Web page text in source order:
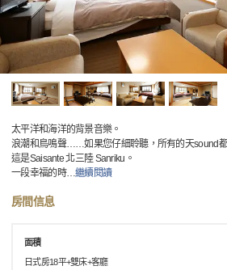
太平洋和海洋的背景音樂。
浪潮和鳥鳴聲……如果您仔細聆聽，所有的天sound都
這是Saisante 北三陸 Sanriku。
一段幸福的時…繼續閱讀
房間信息
面積
日式房18平+雙床+客廳